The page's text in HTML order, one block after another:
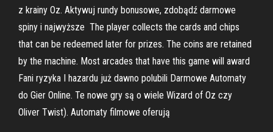
z krainy Oz. Aktywuj rundy bonusowe, zdobądź darmowe
spiny i najwyższe The player collects the cards and chips
that can be redeemed later for prizes. The coins are retained
by the machine. Most arcades that have this game will award
Fani ryzyka I hazardu już dawno polubili Darmowe Automaty
do Gier Online. Te nowe gry są o wiele Wizard of Oz czy
Oliver Twist). Automaty filmowe oferują